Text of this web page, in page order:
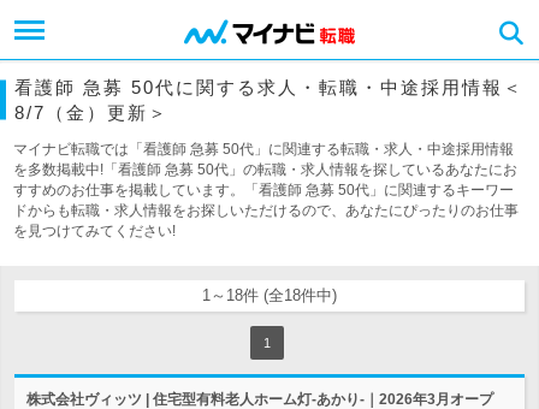
看護師 急募 50代に関する求人・転職・中途採用情報＜
8/7（金）更新＞
マイナビ転職では「看護師 急募 50代」に関連する転職・求人・中途採用情報
を多数掲載中!「看護師 急募 50代」の転職・求人情報を探しているあなたにお
すすめのお仕事を掲載しています。「看護師 急募 50代」に関連するキーワー
ドからも転職・求人情報をお探しいただけるので、あなたにぴったりのお仕事
を見つけてみてください!
1～18件 (全18件中)
1
株式会社ヴィッツ | 住宅型有料老人ホーム灯-あかり-｜2026年3月オープ